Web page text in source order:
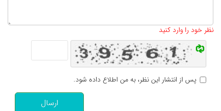
نظر خود را وارد کنید
پس از انتشار این نظر، به من اطلاع داده شود.
ارسال